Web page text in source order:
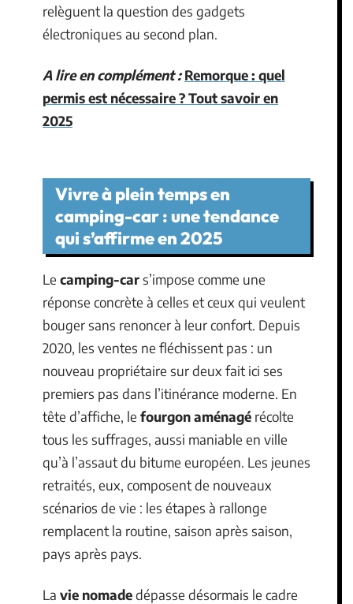
relèguent la question des gadgets
électroniques au second plan.
A lire en complément : Remorque : quel
permis est nécessaire ? Tout savoir en
2025
Vivre à plein temps en
camping-car : une tendance
qui s’affirme en 2025
Le camping-cars’impose comme une
réponse concrète à celles et ceux qui veulent
bouger sans renoncer à leur confort. Depuis
2020, les ventes ne fléchissent pas : un
nouveau propriétaire sur deux fait ici ses
premiers pas dans l’itinérance moderne. En
tête d’affiche, le fourgon aménagé récolte
tous les suffrages, aussi maniable en ville
qu’à l’assaut du bitume européen. Les jeunes
retraités, eux, composent de nouveaux
scénarios de vie : les étapes à rallonge
remplacent la routine, saison après saison,
pays après pays.
La vie nomadedépasse désormais le cadre